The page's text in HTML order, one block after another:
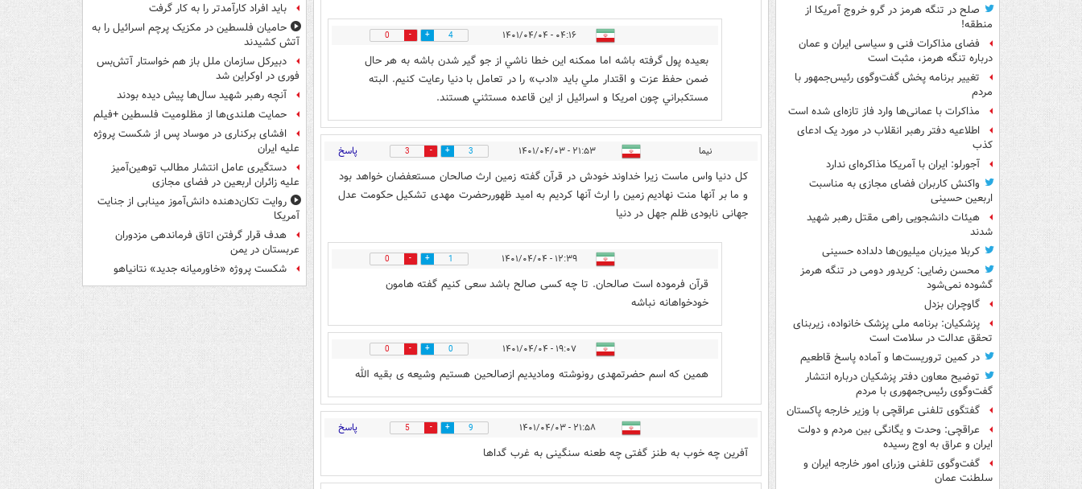
صلح در تنگه هرمز در گرو خروج آمریکا از
منطقه!
فضای مذاکرات فنی و سیاسی ایران و عمان
درباره تنگه هرمز، مثبت است
تغییر برنامه پخش گفت‌وگوی رئیس‌جمهور با
مردم
مذاکرات با عمانی‌ها وارد فاز تازه‌ای شده است
اطلاعیه دفتر رهبر انقلاب در مورد یک ادعای
کذب
آجورلو: ایران با آمریکا مذاکره‌ای ندارد
واکنش کاربران فضای مجازی به مناسبت
اربعین حسینی
هیئات دانشجویی راهی مقتل رهبر شهید
شدند
کربلا میزبان میلیون‌ها دلداده حسینی
محسن رضایی: کریدور دومی در تنگه هرمز
گشوده نمی‌شود
گاوچران بزدل
پزشکیان: برنامه ملی پزشک خانواده، زیربنای
تحقق عدالت در سلامت است
در کمین تروریست‌ها و آماده پاسخ قاطعیم
توضیح معاون دفتر پزشکیان درباره انتشار
گفت‌وگوی رئیس‌جمهوری با مردم
گفتگوی تلفنی عراقچی با وزیر خارجه پاکستان
عراقچی: وحدت و یگانگی بین مردم و دولت
ایران و عراق به اوج رسیده
گفت‌وگوی تلفنی وزرای امور خارجه ایران و
سلطنت عمان
۰۴:۱۶ - ۱۴۰۱/۰۴/۰۴ 4
0
بعيده پول گرفته باشه اما ممكنه اين خطا ناشي از جو گير شدن باشه به هر حال
ضمن حفظ عزت و اقتدار ملي بايد «ادب» را در تعامل با دنيا رعايت كنيم. البته
مستكبراني چون امريكا و اسرائيل از اين قاعده مستثني هستند.
نیما ۲۱:۵۳ - ۱۴۰۱/۰۴/۰۳ 3
3 پاسخ
کل دنیا واس ماست زیرا خداوند خودش در قرآن گفته زمین ارث صالحان مستعفضان خواهد بود
و ما بر آنها منت نهادیم زمین را ارث آنها کردیم به امید ظهوررحضرت مهدی تشکیل حکومت عدل
جهانی نابودی ظلم جهل در دنیا
۱۲:۳۹ - ۱۴۰۱/۰۴/۰۴ 1
0
قرآن فرموده است صالحان. تا چه کسی صالح باشد سعی کنیم گفته هامون
خودخواهانه نباشه
۱۹:۰۷ - ۱۴۰۱/۰۴/۰۴ 0
0
همین که اسم حضرتمهدی رونوشته ومادیدیم ازصالحین هستیم وشیعه ی بقیه الله
۲۱:۵۸ - ۱۴۰۱/۰۴/۰۳ 9
5 پاسخ
آفرین چه خوب به طنز گفتی چه طعنه سنگینی به غرب گداها
باید افراد کارآمدتر را به کار گرفت
حامیان فلسطین در مکزیک پرچم اسرائیل را به
آتش کشیدند
دبیرکل سازمان ملل باز هم خواستار آتش‌بس
فوری در اوکراین شد
آنچه رهبر شهید سال‌ها پیش دیده بودند
حمایت هلندی‌ها از مظلومیت فلسطین +فیلم
افشای برکناری در موساد پس از شکست پروژه
علیه ایران
دستگیری عامل انتشار مطالب توهین‌آمیز
علیه زائران اربعین در فضای مجازی
روایت تکان‌دهنده دانش‌آموز مینابی از جنایت
آمریکا
هدف قرار گرفتن اتاق‌ فرماندهی مزدوران
عربستان در یمن
شکست پروژه «خاورمیانه جدید» نتانیاهو